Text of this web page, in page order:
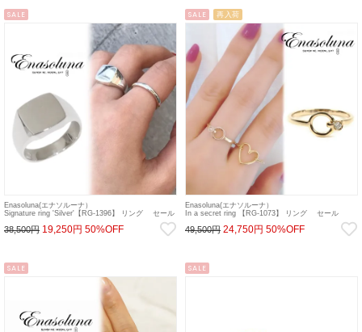
SALE
Enasoluna(エナソルーナ）
Signature ring 'Silver'【RG-1396】 リング セール
38,500円 19,250円 50%OFF
SALE 再入荷
Enasoluna(エナソルーナ）
In a secret ring 【RG-1073】 リング セール
49,500円 24,750円 50%OFF
SALE SALE